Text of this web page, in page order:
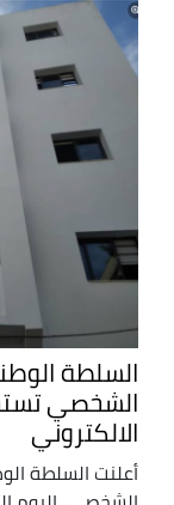
السلطة
الشخصي
الالكتروني
أعلنت السلطة